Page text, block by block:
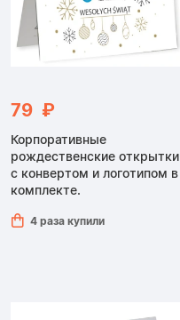
79 ₽
Корпоративные
рождественские открытки
с конвертом и логотипом в
комплекте.
4 раза купили